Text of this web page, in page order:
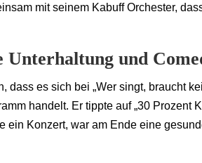
mit seinem Kabuff Orchester,
Unterhaltung und
dass es sich bei „Wer singt, braucht
handelt. Er tippte auf „30 Prozent
ein Konzert, war am Ende eine